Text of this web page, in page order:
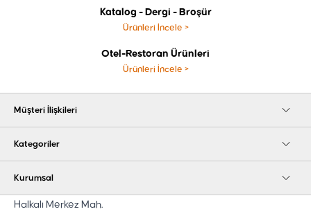
Katalog - Dergi - Broşür
Ürünleri İncele >
Otel-Restoran Ürünleri
Ürünleri İncele >
Müşteri İlişkileri
Kategoriler
Kurumsal
Halkalı Merkez Mah.